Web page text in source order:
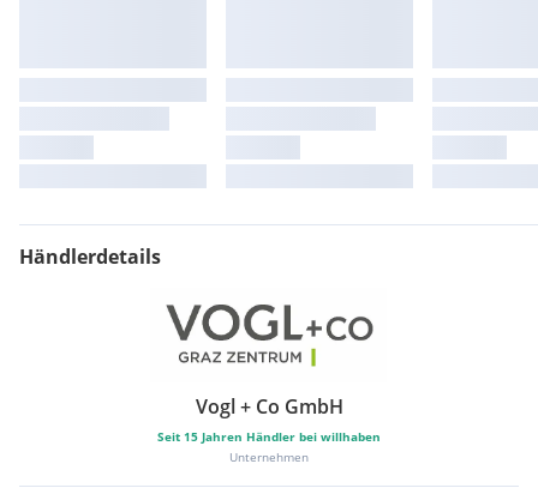
Händlerdetails
Vogl + Co GmbH
Seit 15 Jahren Händler bei willhaben
Unternehmen